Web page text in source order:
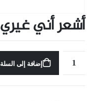
أشعر أني غيري
إضافة إلى السلة